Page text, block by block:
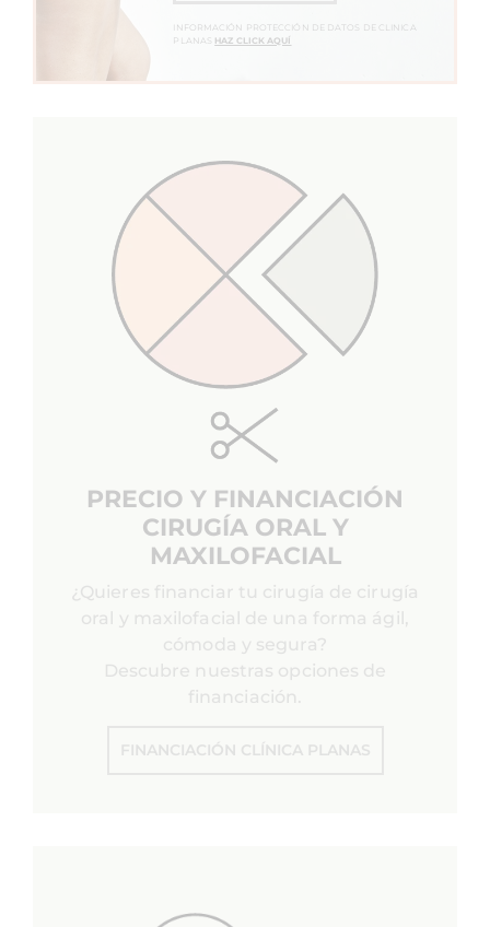
INFORMACIÓN PROTECCIÓN DE DATOS DE CLINICA
PLANAS HAZ CLICK AQUÍ
PRECIO Y FINANCIACIÓN
CIRUGÍA ORAL Y
MAXILOFACIAL
¿Quieres financiar tu cirugía de cirugía
oral y maxilofacial de una forma ágil,
cómoda y segura?
Descubre nuestras opciones de
financiación.
FINANCIACIÓN CLÍNICA PLANAS